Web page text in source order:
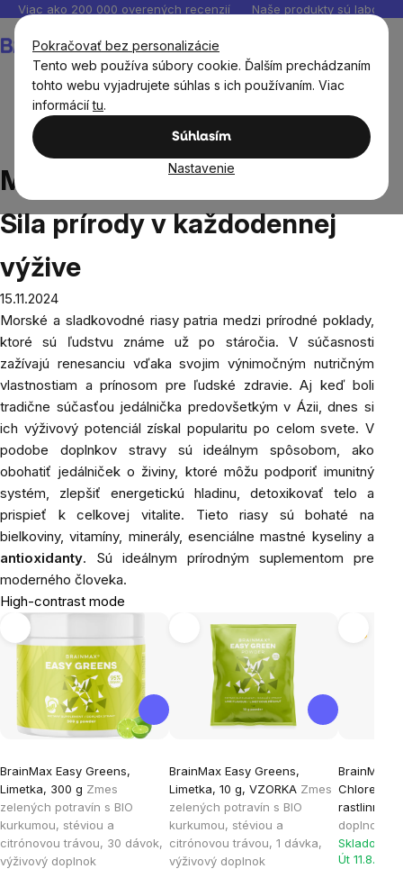
Pokračovať bez personalizácie
Tento web používa súbory cookie. Ďalším prechádzaním
tohto webu vyjadrujete súhlas s ich používaním. Viac
informáciítu.
Súhlasím
Nastavenie
Prejsť
obsah
Viac ako 200 000 overených recenzií Naše produkty sú
košík
Morské a sladkovodné riasy: Sila prírody v
každodennej výžive
Morské a sladkovodné riasy:
Sila prírody v každodennej
výžive
15.11.2024
Morské a sladkovodné riasy patria medzi prírodné poklady,
ktoré sú ľudstvu známe už po stáročia. V súčasnosti
zažívajú renesanciu vďaka svojim výnimočným nutričným
vlastnostiam a prínosom pre ľudské zdravie. Aj keď boli
tradične súčasťou jedálnička predovšetkým v Ázii, dnes si
ich výživový potenciál získal popularitu po celom svete. V
podobe doplnkov stravy sú ideálnym spôsobom, ako
obohatiť jedálniček o živiny, ktoré môžu podporiť imunitný
systém, zlepšiť energetickú hladinu, detoxikovať telo a
prispieť k celkovej vitalite. Tieto riasy sú bohaté na
bielkoviny, vitamíny, minerály, esenciálne mastné kyseliny a
antioxidanty. Sú ideálnym prírodným suplementom pre
moderného človeka.
High-contrast mode
BrainMax Easy Greens,
Limetka, 300 g Zmes
zelených potravín s BIO
kurkumou, stéviou a
citrónovou trávou, 30 dávok,
výživový doplnok
BrainMax Easy Greens,
Limetka, 10 g, VZORKA Zmes
zelených potravín s BIO
kurkumou, stéviou a
citrónovou trávou, 1 dávka,
výživový doplnok
BrainMax
Chlorella
doplnok
Skladom >
Út 11.8. u